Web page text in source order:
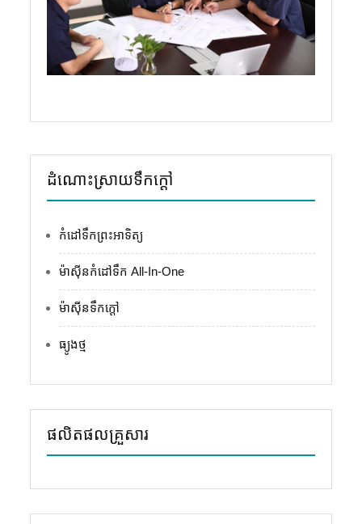
ដំណោះស្រាយទឹកក្តៅ
កំដៅទឹកព្រះអាទិត្យ
ម៉ាស៊ីនកំដៅទឹក All-In-One
ម៉ាស៊ីនទឹកក្តៅ
ធ្យូងថ្ម
ផលិតផលគ្រួសារ